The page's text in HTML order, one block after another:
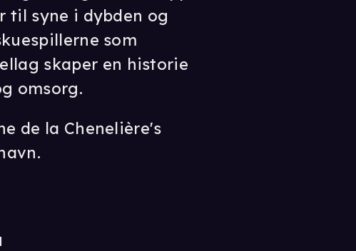
til syne i dybden og
som
skaper en historie
omsorg.
de la Chenelière's